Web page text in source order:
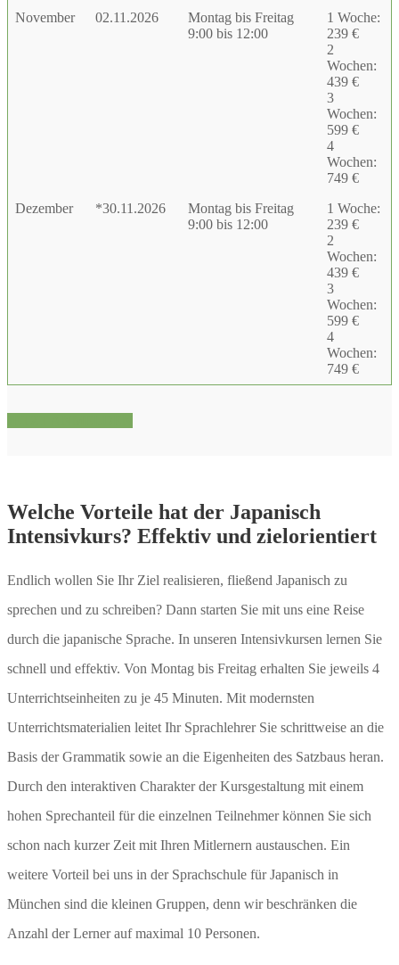
November 02.11.2026
Montag bis Freitag
9:00 bis 12:00
1 Woche:
239 €
2
Wochen:
439 €
3
Wochen:
599 €
4
Wochen:
749 €
Dezember
*30.11.2026
Montag bis Freitag
9:00 bis 12:00
1 Woche:
239 €
2
Wochen:
439 €
3
Wochen:
599 €
4
Wochen:
749 €
Welche Vorteile hat der Japanisch
Intensivkurs? Effektiv und zielorientiert
Endlich wollen Sie Ihr Ziel realisieren, fließend Japanisch zu
sprechen und zu schreiben? Dann starten Sie mit uns eine Reise
durch die japanische Sprache. In unseren Intensivkursen lernen Sie
schnell und effektiv. Von Montag bis Freitag erhalten Sie jeweils 4
Unterrichtseinheiten zu je 45 Minuten. Mit modernsten
Unterrichtsmaterialien leitet Ihr Sprachlehrer Sie schrittweise an die
Basis der Grammatik sowie an die Eigenheiten des Satzbaus heran.
Durch den interaktiven Charakter der Kursgestaltung mit einem
hohen Sprechanteil für die einzelnen Teilnehmer können Sie sich
schon nach kurzer Zeit mit Ihren Mitlernern austauschen. Ein
weitere Vorteil bei uns in der Sprachschule für Japanisch in
München sind die kleinen Gruppen, denn wir beschränken die
Anzahl der Lerner auf maximal 10 Personen.